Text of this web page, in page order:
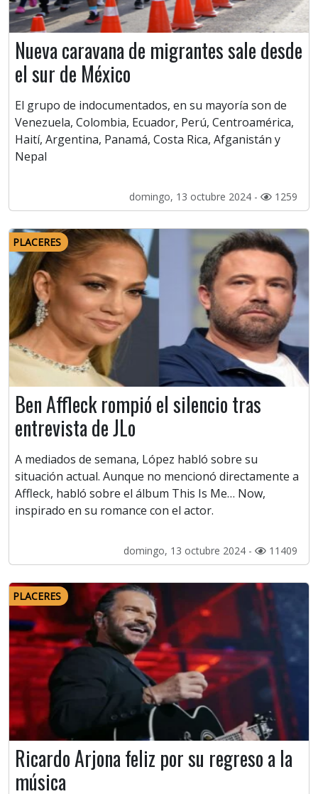
Nueva caravana de migrantes sale desde
el sur de México
El grupo de indocumentados, en su mayoría son de
Venezuela, Colombia, Ecuador, Perú, Centroamérica,
Haití, Argentina, Panamá, Costa Rica, Afganistán y
Nepal
domingo, 13 octubre 2024 - 1259
PLACERES
Ben Affleck rompió el silencio tras
entrevista de JLo
A mediados de semana, López habló sobre su
situación actual. Aunque no mencionó directamente a
Affleck, habló sobre el álbum This Is Me… Now,
inspirado en su romance con el actor.
domingo, 13 octubre 2024 - 11409
PLACERES
Ricardo Arjona feliz por su regreso a la
música